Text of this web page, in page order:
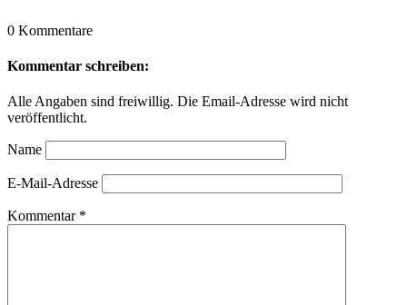
0 Kommentare
Kommentar schreiben:
Alle Angaben sind freiwillig. Die Email-Adresse wird nicht
veröffentlicht.
Name
E-Mail-Adresse
Kommentar *